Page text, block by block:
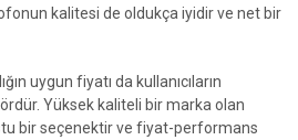
kalitesi de oldukça iyidir ve net bir
uygun fiyatı da kullanıcıların
Yüksek kaliteli bir marka olan
bir seçenektir ve fiyat-performans